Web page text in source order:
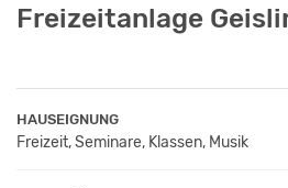
Freizeitanlage
HAUSEIGNUNG
Freizeit, Seminare, Klassen, Musik